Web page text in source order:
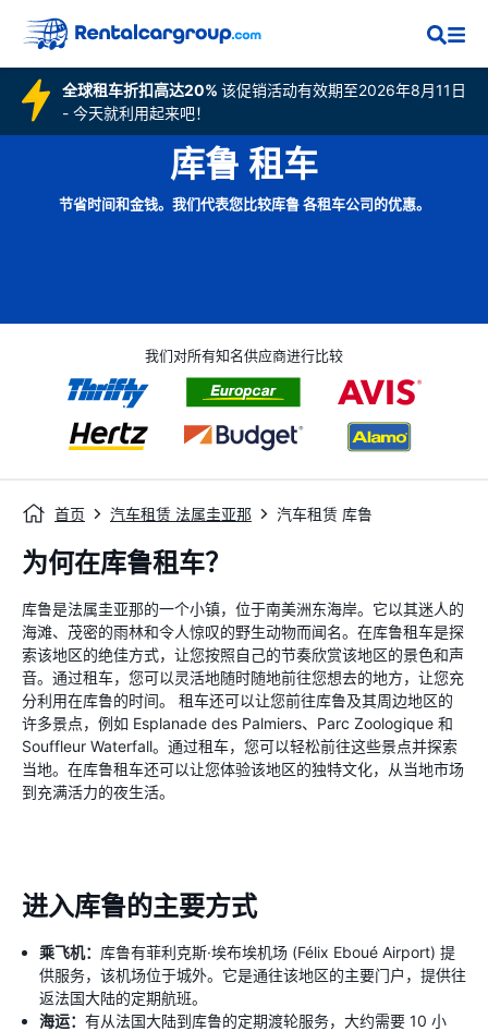
全球租车折扣高达20% 该促销活动有效期至2026年8月11日
- 今天就利用起来吧！
库鲁 租车
节省时间和金钱。我们代表您比较库鲁 各租车公司的优惠。
我们对所有知名供应商进行比较
首页 汽车租赁 法属圭亚那 汽车租赁 库鲁
为何在库鲁租车？
库鲁是法属圭亚那的一个小镇，位于南美洲东海岸。它以其迷人的
海滩、茂密的雨林和令人惊叹的野生动物而闻名。在库鲁租车是探
索该地区的绝佳方式，让您按照自己的节奏欣赏该地区的景色和声
音。通过租车，您可以灵活地随时随地前往您想去的地方，让您充
分利用在库鲁的时间。 租车还可以让您前往库鲁及其周边地区的
许多景点，例如 Esplanade des Palmiers、Parc Zoologique 和
Souffleur Waterfall。通过租车，您可以轻松前往这些景点并探索
当地。在库鲁租车还可以让您体验该地区的独特文化，从当地市场
到充满活力的夜生活。
进入库鲁的主要方式
乘飞机： 库鲁有菲利克斯·埃布埃机场 (Félix Eboué Airport) 提
供服务，该机场位于城外。它是通往该地区的主要门户，提供往
返法国大陆的定期航班。
海运： 有从法国大陆到库鲁的定期渡轮服务，大约需要 10 小